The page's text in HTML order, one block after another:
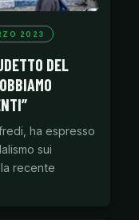
2023
DEL
ha espresso
sui
recente